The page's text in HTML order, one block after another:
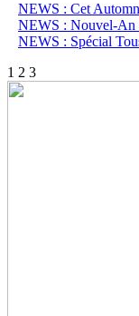
NEWS : Cet
NEWS : Nouvel-An
NEWS : Spécial
1 2 3